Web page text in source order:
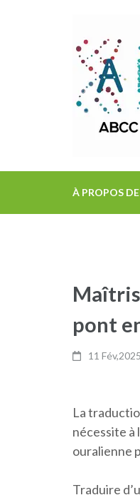
À PROPOS
pont
11 Fév,2025
La
nécessite à
ouralienne
Traduire